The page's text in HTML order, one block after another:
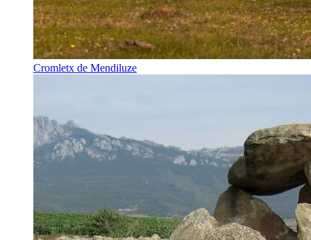
Cromletx de Mendiluze